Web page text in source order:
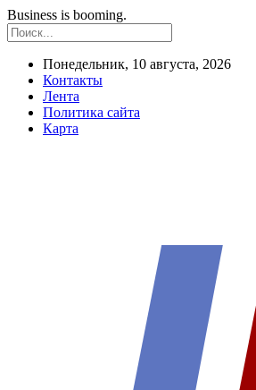
Business is booming.
Понедельник, 10 августа, 2026
Контакты
Лента
Политика сайта
Карта